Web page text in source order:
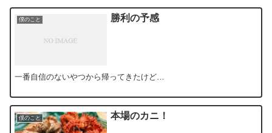
僕のこと 勝利の予感
一番自信のないやつから帰ってきたけど…
僕のこと 本場のカニ！